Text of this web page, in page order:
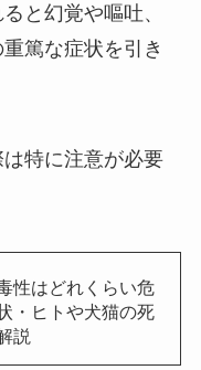
と幻覚や嘔吐、
篤な症状を引き
特に注意が必要
性はどれくらい危
・ヒトや犬猫の死
説